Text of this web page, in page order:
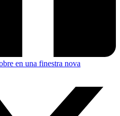
en una finestra nova